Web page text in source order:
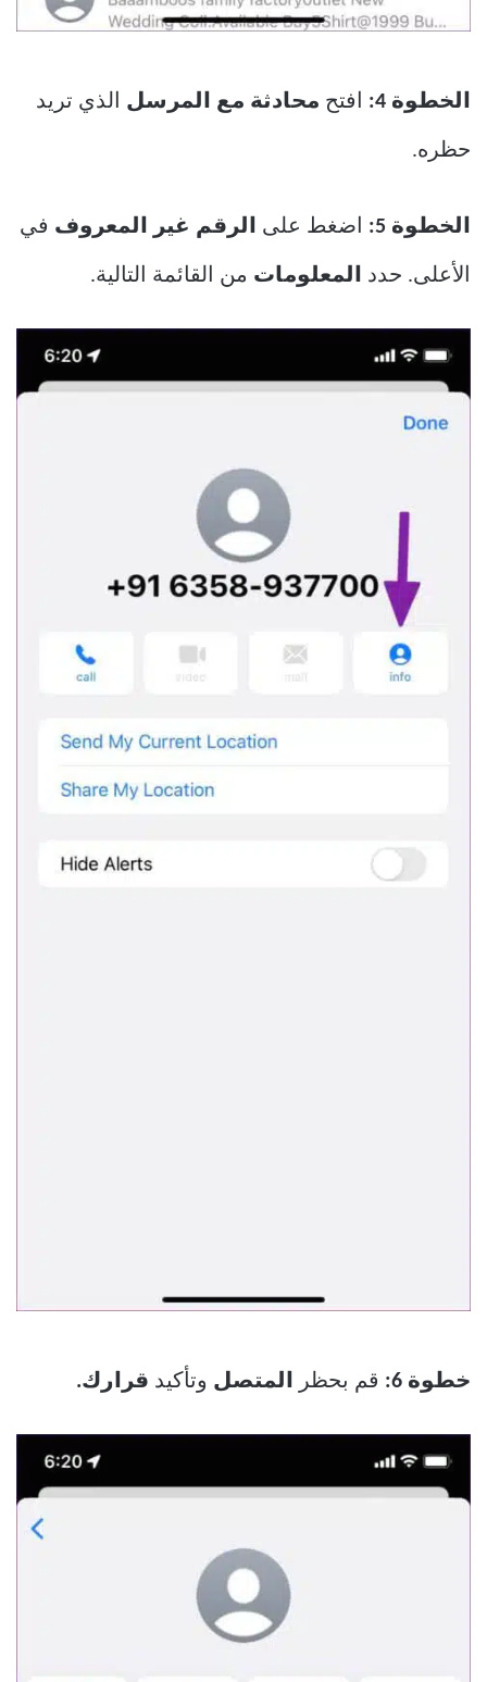
الخطوة 4: افتح محادثة مع المرسل الذي تريد
حظره.
الخطوة 5: اضغط على الرقم غير المعروف في
الأعلى. حدد المعلومات من القائمة التالية.
خطوة 6: قم بحظر المتصل وتأكيد قرارك.